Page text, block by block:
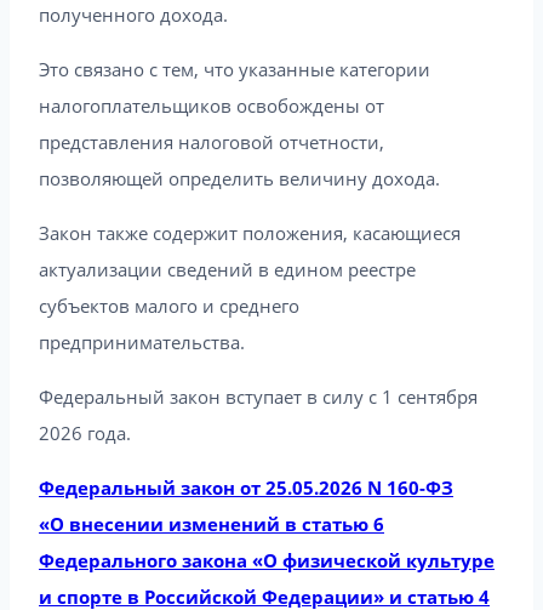
полученного дохода.
Это связано с тем, что указанные категории
налогоплательщиков освобождены от
представления налоговой отчетности,
позволяющей определить величину дохода.
Закон также содержит положения, касающиеся
актуализации сведений в едином реестре
субъектов малого и среднего
предпринимательства.
Федеральный закон вступает в силу с 1 сентября
2026 года.
Федеральный закон от 25.05.2026 N 160-ФЗ
«О внесении изменений в статью 6
Федерального закона «О физической культуре
и спорте в Российской Федерации» и статью 4